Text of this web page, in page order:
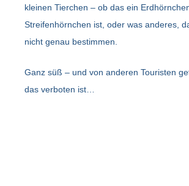
kleinen Tierchen – ob das ein
Streifenhörnchen ist, oder was anderes,
nicht genau bestimmen.
Ganz süß – und von anderen Touristen
das verboten ist…